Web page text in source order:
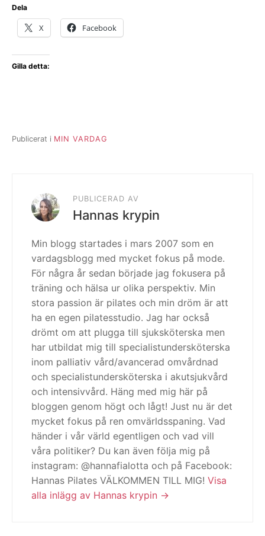
Dela
X Facebook
Gilla detta:
Publicerat i MIN VARDAG
PUBLICERAD AV
Hannas krypin
Min blogg startades i mars 2007 som en
vardagsblogg med mycket fokus på mode.
För några år sedan började jag fokusera på
träning och hälsa ur olika perspektiv. Min
stora passion är pilates och min dröm är att
ha en egen pilatesstudio. Jag har också
drömt om att plugga till sjuksköterska men
har utbildat mig till specialistundersköterska
inom palliativ vård/avancerad omvårdnad
och specialistundersköterska i akutsjukvård
och intensivvård. Häng med mig här på
bloggen genom högt och lågt! Just nu är det
mycket fokus på ren omvärldsspaning. Vad
händer i vår värld egentligen och vad vill
våra politiker? Du kan även följa mig på
instagram: @hannafialotta och på Facebook:
Hannas Pilates VÄLKOMMEN TILL MIG! Visa
alla inlägg av Hannas krypin